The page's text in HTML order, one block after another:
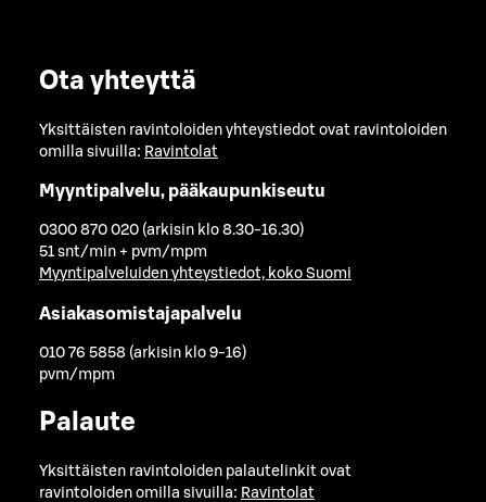
Ota yhteyttä
Yksittäisten ravintoloiden yhteystiedot ovat ravintoloiden
omilla sivuilla: Ravintolat
Myyntipalvelu, pääkaupunkiseutu
0300 870 020 (arkisin klo 8.30-16.30)
51 snt/min + pvm/mpm
Myyntipalveluiden yhteystiedot, koko Suomi
Asiakasomistajapalvelu
010 76 5858 (arkisin klo 9-16)
pvm/mpm
Palaute
Yksittäisten ravintoloiden palautelinkit ovat
ravintoloiden omilla sivuilla: Ravintolat